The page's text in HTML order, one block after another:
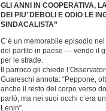
GLI ANNI IN COOPERATIVA,
DEI PIU’ DEBOLI E ODIO LE
SINDACALISTA”
C’è un memorabile episodio
del partito in paese — vende il
per le strade.
Il parroco gli chiede
Guareschi annota: “Peppone,
anche il resto del corpo verso
parlò, ma nei suoi occhi c’era
Lenin”.